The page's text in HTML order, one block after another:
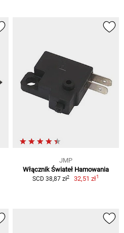
JMP
Włącznik Świateł Hamowania
SCD 38,87 zł2 32,51 zł1